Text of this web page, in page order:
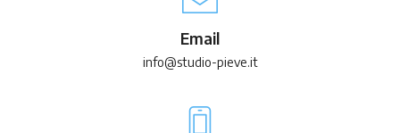
Email
info@studio-pieve.it